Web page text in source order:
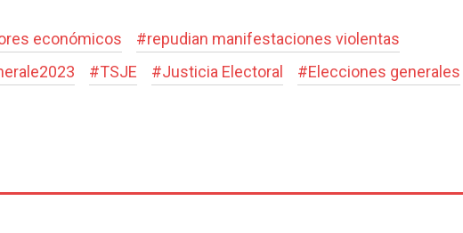
económicos #repudian manifestaciones violentas
#TSJE #Justicia Electoral #Elecciones generales